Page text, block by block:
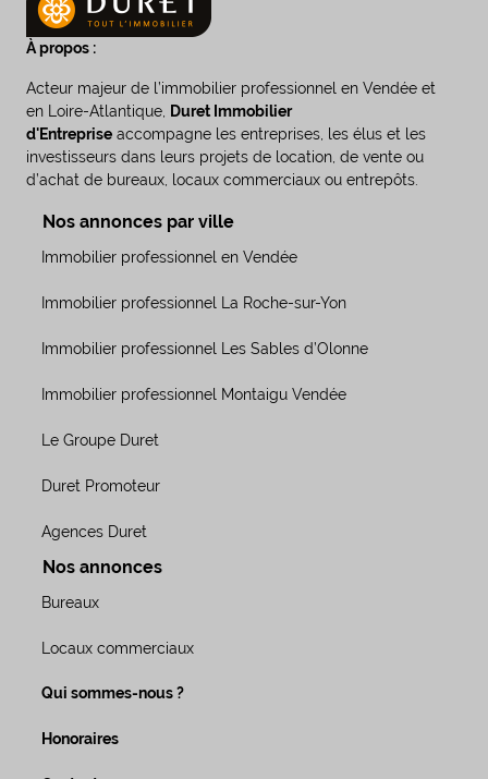
À propos :
Acteur majeur de l’immobilier professionnel en Vendée et
en Loire-Atlantique,
Duret Immobilier
d'Entreprise accompagne les entreprises, les élus et les
investisseurs dans leurs projets de location, de vente ou
d’achat de bureaux, locaux commerciaux ou entrepôts.
Nos annonces par ville
Immobilier professionnel en Vendée
Immobilier professionnel La Roche-sur-Yon
Immobilier professionnel Les Sables d’Olonne
Immobilier professionnel Montaigu Vendée
Le Groupe Duret
Duret Promoteur
Agences Duret
Nos annonces
Bureaux
Locaux commerciaux
Qui sommes-nous ?
Honoraires